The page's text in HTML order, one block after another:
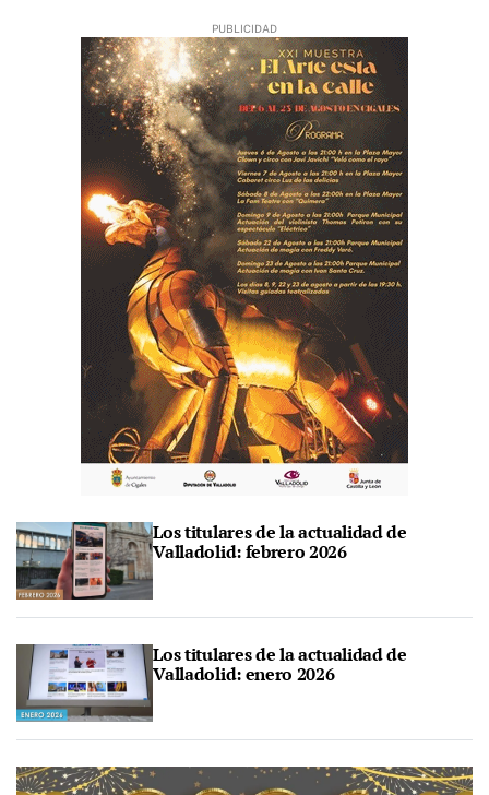
Los titulares de la actualidad de
Valladolid: febrero 2026
Los titulares de la actualidad de
Valladolid: enero 2026